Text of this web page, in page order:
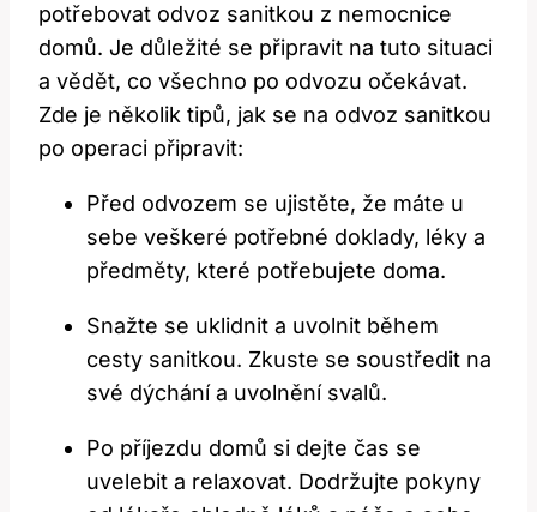
potřebovat odvoz sanitkou z nemocnice
domů. Je důležité se připravit na tuto situaci
a vědět, co všechno po odvozu očekávat.
Zde je několik tipů, jak se na odvoz sanitkou
po operaci připravit:
Před odvozem se ujistěte, že máte u
sebe veškeré potřebné doklady, léky a
předměty, které potřebujete doma.
Snažte se uklidnit a uvolnit během
cesty sanitkou. Zkuste se soustředit na
své dýchání a uvolnění svalů.
Po příjezdu domů si dejte čas se
uvelebit a relaxovat. Dodržujte pokyny